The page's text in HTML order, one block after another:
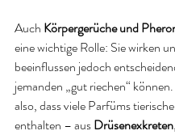
Auch Körpergerüche und
eine wichtige Rolle: Sie wirken
beeinflussen jedoch
jemanden „gut riechen“
also, dass viele Parfüms
enthalten – aus Drüsenexkreten